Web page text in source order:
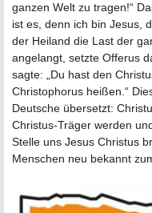
ganzen Welt zu tragen!“
ist es, denn ich bin Jesus,
der Heiland die Last der
angelangt, setzte Offerus
sagte: „Du hast den
Christophorus heißen.“
Deutsche übersetzt:
Christus-Träger werden
Stelle uns Jesus Christus
Menschen neu bekannt